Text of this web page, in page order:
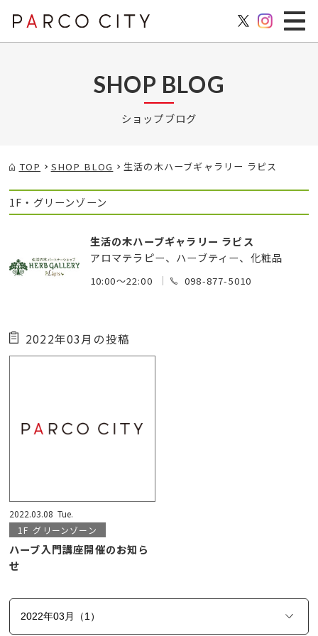
SHOP BLOG
ショップブログ
TOP SHOP BLOG 生活の木ハーブギャラリー ラピス
1F・グリーンゾーン
生活の木ハーブギャラリー ラピス
アロマテラピー、ハーブティー、化粧品
10:00～22:00 098-877-5010
2022年03月の投稿
2022.03.08 Tue.
1F グリーンゾーン
ハーブ入門講座開催のお知ら
せ